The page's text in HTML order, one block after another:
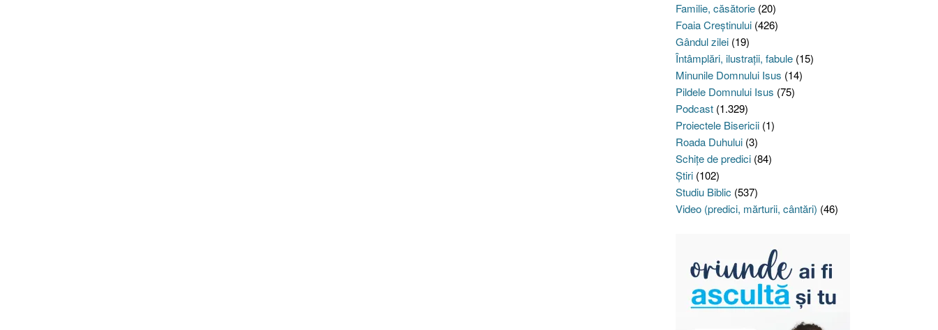
Familie, căsătorie(20)
Foaia Creştinului(426)
Gândul zilei(19)
Întâmplări, ilustraţii, fabule(15)
Minunile Domnului Isus (14)
Pildele Domnului Isus (75)
Podcast(1.329)
Proiectele Bisericii(1)
Roada Duhului(3)
Schiţe de predici(84)
Ştiri(102)
Studiu Biblic (537)
Video (predici, mărturii, cântări) (46)